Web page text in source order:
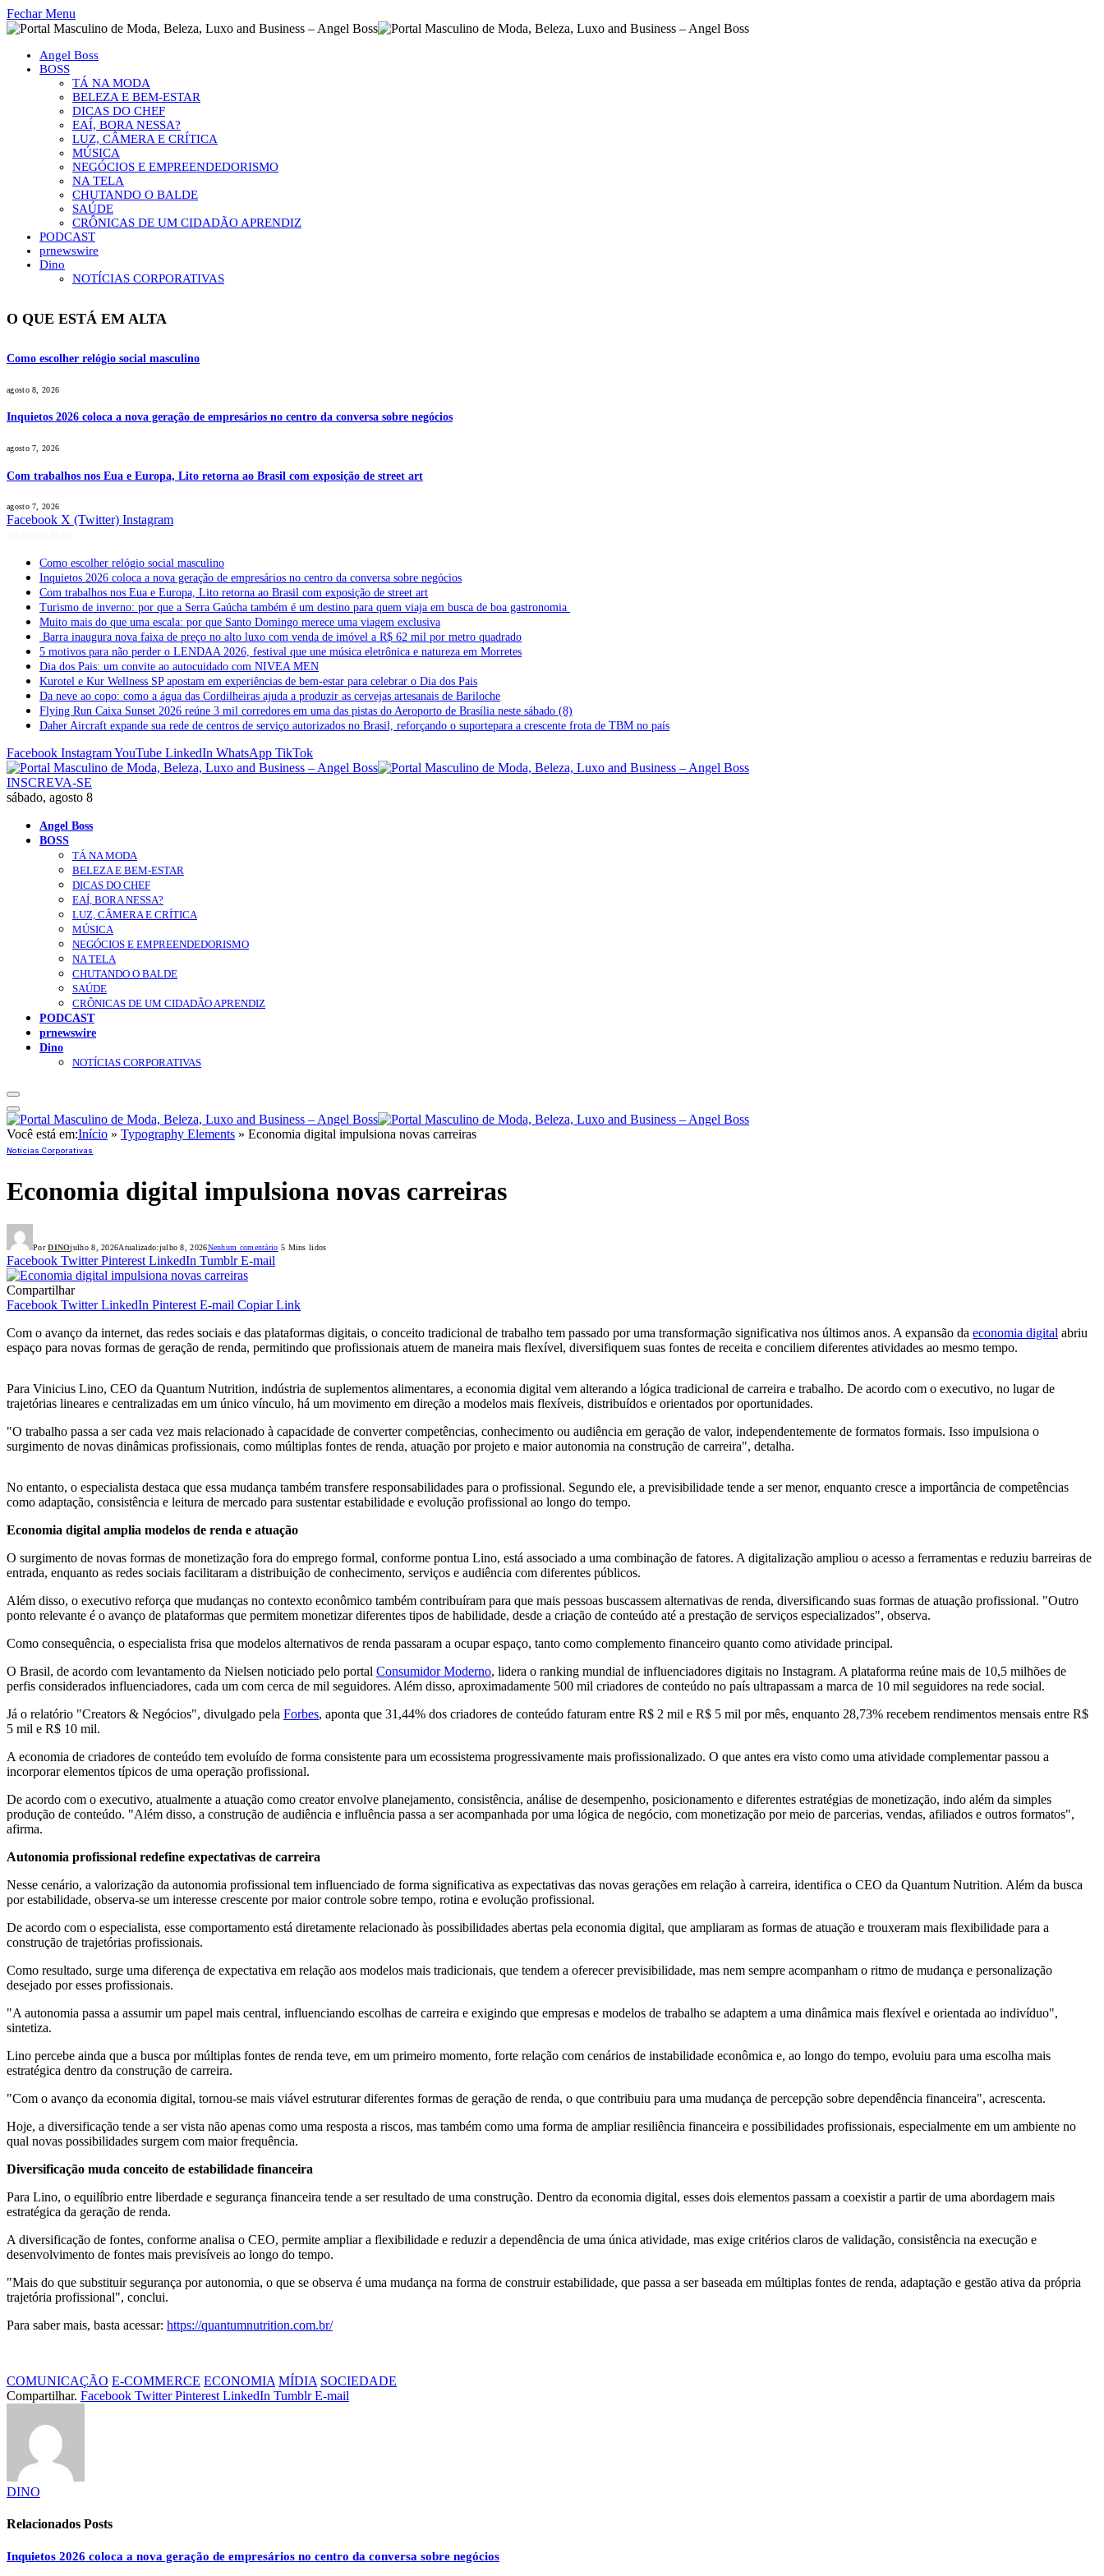
Fechar Menu
Angel Boss
BOSS
TÁ NA MODA
BELEZA E BEM-ESTAR
DICAS DO CHEF
EAÍ, BORA NESSA?
LUZ, CÂMERA E CRÍTICA
MÚSICA
NEGÓCIOS E EMPREENDEDORISMO
NA TELA
CHUTANDO O BALDE
SAÚDE
CRÔNICAS DE UM CIDADÃO APRENDIZ
PODCAST
prnewswire
Dino
NOTÍCIAS CORPORATIVAS
O QUE ESTÁ EM ALTA
Como escolher relógio social masculino
agosto 8, 2026
Inquietos 2026 coloca a nova geração de empresários no centro da conversa sobre negócios
agosto 7, 2026
Com trabalhos nos Eua e Europa, Lito retorna ao Brasil com exposição de street art
agosto 7, 2026
Facebook X (Twitter) Instagram
Como escolher relógio social masculino
Inquietos 2026 coloca a nova geração de empresários no centro da conversa sobre negócios
Com trabalhos nos Eua e Europa, Lito retorna ao Brasil com exposição de street art
Turismo de inverno: por que a Serra Gaúcha também é um destino para quem viaja em busca de boa gastronomia
Muito mais do que uma escala: por que Santo Domingo merece uma viagem exclusiva
Barra inaugura nova faixa de preço no alto luxo com venda de imóvel a R$ 62 mil por metro quadrado
5 motivos para não perder o LENDAA 2026, festival que une música eletrônica e natureza em Morretes
Dia dos Pais: um convite ao autocuidado com NIVEA MEN
Kurotel e Kur Wellness SP apostam em experiências de bem-estar para celebrar o Dia dos Pais
Da neve ao copo: como a água das Cordilheiras ajuda a produzir as cervejas artesanais de Bariloche
Flying Run Caixa Sunset 2026 reúne 3 mil corredores em uma das pistas do Aeroporto de Brasília neste sábado (8)
Daher Aircraft expande sua rede de centros de serviço autorizados no Brasil, reforçando o suportepara a crescente frota de TBM no país
Facebook InstagramYouTube LinkedIn WhatsApp TikTok
INSCREVA-SE
sábado, agosto 8
Angel Boss
BOSS
TÁ NA MODA
BELEZA E BEM-ESTAR
DICAS DO CHEF
EAÍ, BORA NESSA?
LUZ, CÂMERA E CRÍTICA
MÚSICA
NEGÓCIOS E EMPREENDEDORISMO
NA TELA
CHUTANDO O BALDE
SAÚDE
CRÔNICAS DE UM CIDADÃO APRENDIZ
PODCAST
prnewswire
Dino
NOTÍCIAS CORPORATIVAS
Você está em:Início » Typography Elements » Economia digital impulsiona novas carreiras
Notícias Corporativas
Economia digital impulsiona novas carreiras
Por DINOjulho 8, 2026Atualizado:julho 8, 2026Nenhum comentário 5 Mins lidos
Facebook Twitter Pinterest LinkedIn Tumblr E-mail
Compartilhar
Facebook Twitter LinkedIn Pinterest E-mail Copiar Link
Com o avanço da internet, das redes sociais e das plataformas digitais, o conceito tradicional de trabalho tem passado por uma transformação significativa nos últimos anos. A expansão da economia digital abriu
espaço para novas formas de geração de renda, permitindo que profissionais atuem de maneira mais flexível, diversifiquem suas fontes de receita e conciliem diferentes atividades ao mesmo tempo.
Para Vinicius Lino, CEO da Quantum Nutrition, indústria de suplementos alimentares, a economia digital vem alterando a lógica tradicional de carreira e trabalho. De acordo com o executivo, no lugar de
trajetórias lineares e centralizadas em um único vínculo, há um movimento em direção a modelos mais flexíveis, distribuídos e orientados por oportunidades.
"O trabalho passa a ser cada vez mais relacionado à capacidade de converter competências, conhecimento ou audiência em geração de valor, independentemente de formatos formais. Isso impulsiona o
surgimento de novas dinâmicas profissionais, como múltiplas fontes de renda, atuação por projeto e maior autonomia na construção de carreira", detalha.
No entanto, o especialista destaca que essa mudança também transfere responsabilidades para o profissional. Segundo ele, a previsibilidade tende a ser menor, enquanto cresce a importância de competências
como adaptação, consistência e leitura de mercado para sustentar estabilidade e evolução profissional ao longo do tempo.
Economia digital amplia modelos de renda e atuação
O surgimento de novas formas de monetização fora do emprego formal, conforme pontua Lino, está associado a uma combinação de fatores. A digitalização ampliou o acesso a ferramentas e reduziu barreiras de
entrada, enquanto as redes sociais facilitaram a distribuição de conhecimento, serviços e audiência com diferentes públicos.
Além disso, o executivo reforça que mudanças no contexto econômico também contribuíram para que mais pessoas buscassem alternativas de renda, diversificando suas formas de atuação profissional. "Outro
ponto relevante é o avanço de plataformas que permitem monetizar diferentes tipos de habilidade, desde a criação de conteúdo até a prestação de serviços especializados", observa.
Como consequência, o especialista frisa que modelos alternativos de renda passaram a ocupar espaço, tanto como complemento financeiro quanto como atividade principal.
O Brasil, de acordo com levantamento da Nielsen noticiado pelo portal Consumidor Moderno, lidera o ranking mundial de influenciadores digitais no Instagram. A plataforma reúne mais de 10,5 milhões de
perfis considerados influenciadores, cada um com cerca de mil seguidores. Além disso, aproximadamente 500 mil criadores de conteúdo no país ultrapassam a marca de 10 mil seguidores na rede social.
Já o relatório "Creators & Negócios", divulgado pela Forbes, aponta que 31,44% dos criadores de conteúdo faturam entre R$ 2 mil e R$ 5 mil por mês, enquanto 28,73% recebem rendimentos mensais entre R$
5 mil e R$ 10 mil.
A economia de criadores de conteúdo tem evoluído de forma consistente para um ecossistema progressivamente mais profissionalizado. O que antes era visto como uma atividade complementar passou a
incorporar elementos típicos de uma operação profissional.
De acordo com o executivo, atualmente a atuação como creator envolve planejamento, consistência, análise de desempenho, posicionamento e diferentes estratégias de monetização, indo além da simples
produção de conteúdo. "Além disso, a construção de audiência e influência passa a ser acompanhada por uma lógica de negócio, com monetização por meio de parcerias, vendas, afiliados e outros formatos",
afirma.
Autonomia profissional redefine expectativas de carreira
Nesse cenário, a valorização da autonomia profissional tem influenciado de forma significativa as expectativas das novas gerações em relação à carreira, identifica o CEO da Quantum Nutrition. Além da busca
por estabilidade, observa-se um interesse crescente por maior controle sobre tempo, rotina e evolução profissional.
De acordo com o especialista, esse comportamento está diretamente relacionado às possibilidades abertas pela economia digital, que ampliaram as formas de atuação e trouxeram mais flexibilidade para a
construção de trajetórias profissionais.
Como resultado, surge uma diferença de expectativa em relação aos modelos mais tradicionais, que tendem a oferecer previsibilidade, mas nem sempre acompanham o ritmo de mudança e personalização
desejado por esses profissionais.
"A autonomia passa a assumir um papel mais central, influenciando escolhas de carreira e exigindo que empresas e modelos de trabalho se adaptem a uma dinâmica mais flexível e orientada ao indivíduo",
sintetiza.
Lino percebe ainda que a busca por múltiplas fontes de renda teve, em um primeiro momento, forte relação com cenários de instabilidade econômica e, ao longo do tempo, evoluiu para uma escolha mais
estratégica dentro da construção de carreira.
"Com o avanço da economia digital, tornou-se mais viável estruturar diferentes formas de geração de renda, o que contribuiu para uma mudança de percepção sobre dependência financeira", acrescenta.
Hoje, a diversificação tende a ser vista não apenas como uma resposta a riscos, mas também como uma forma de ampliar resiliência financeira e possibilidades profissionais, especialmente em um ambiente no
qual novas possibilidades surgem com maior frequência.
Diversificação muda conceito de estabilidade financeira
Para Lino, o equilíbrio entre liberdade e segurança financeira tende a ser resultado de uma construção. Dentro da economia digital, esses dois elementos passam a coexistir a partir de uma abordagem mais
estratégica da geração de renda.
A diversificação de fontes, conforme analisa o CEO, permite ampliar a flexibilidade e reduzir a dependência de uma única atividade, mas exige critérios claros de validação, consistência na execução e
desenvolvimento de fontes mais previsíveis ao longo do tempo.
"Mais do que substituir segurança por autonomia, o que se observa é uma mudança na forma de construir estabilidade, que passa a ser baseada em múltiplas fontes de renda, adaptação e gestão ativa da própria
trajetória profissional", conclui.
Para saber mais, basta acessar: https://quantumnutrition.com.br/
COMUNICAÇÃO E-COMMERCE ECONOMIA MÍDIA SOCIEDADE
Compartilhar. Facebook Twitter Pinterest LinkedIn Tumblr E-mail
DINO
Relacionados Posts
Inquietos 2026 coloca a nova geração de empresários no centro da conversa sobre negócios